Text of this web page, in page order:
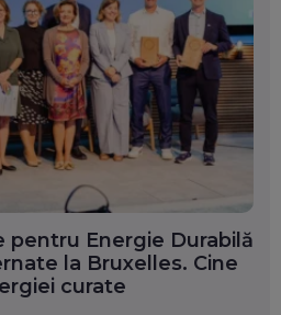
pentru Energie Durabilă
la Bruxelles. Cine
curate